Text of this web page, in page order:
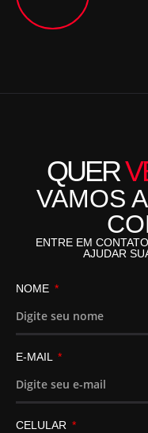
QUER
VAMOS
ENTRE EM
AJUDAR
NOME
E-MAIL
CELULAR